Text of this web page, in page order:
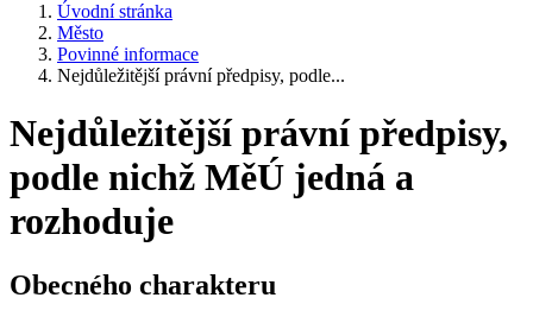
Úvodní stránka
Město
Povinné informace
Nejdůležitější právní předpisy, podle...
Nejdůležitější právní předpisy,
podle nichž MěÚ jedná a
rozhoduje
Obecného charakteru